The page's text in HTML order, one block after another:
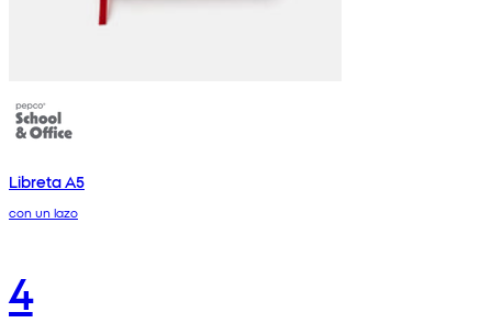
Libreta A5
con un lazo
4